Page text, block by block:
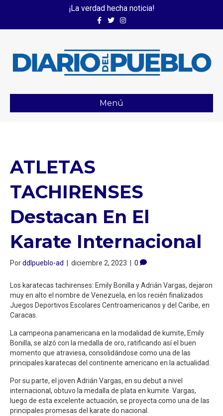
¡La verdad hecha noticia!
FacebookTwitterInstagram
Menú
ATLETAS
TACHIRENSES
Destacan En El
Karate Internacional
Porddlpueblo-ad | diciembre 2, 2023 | 0
Los karatecas tachirenses: Emily Bonilla y Adrián Vargas, dejaron
muy en alto el nombre de Venezuela, en los recién finalizados
Juegos Deportivos Escolares Centroamericanos y del Caribe, en
Caracas.
La campeona panamericana en la modalidad de kumite, Emily
Bonilla, se alzó con la medalla de oro, ratificando así el buen
momento que atraviesa, consolidándose como una de las
principales karatecas del continente americano en la actualidad.
Por su parte, el joven Adrián Vargas, en su debut a nivel
internacional, obtuvo la medalla de plata en kumite. Vargas,
luego de esta excelente actuación, se proyecta como una de las
principales promesas del karate do nacional.